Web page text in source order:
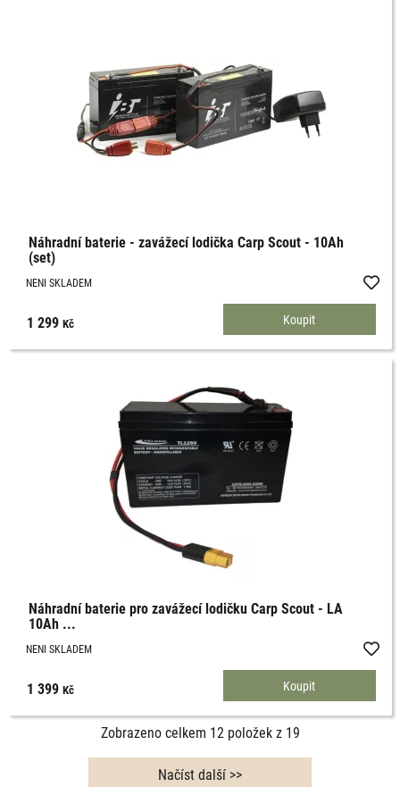
Náhradní baterie - zavážecí lodička Carp Scout - 10Ah
(set)
NENI SKLADEM
1 299Kč
Náhradní baterie pro zavážecí lodičku Carp Scout - LA
10Ah ...
NENI SKLADEM
1 399Kč
Zobrazeno celkem 12 položek z 19